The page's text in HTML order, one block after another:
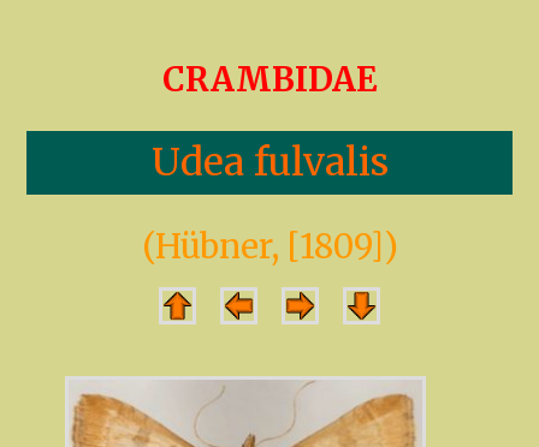
CRAMBIDAE
Udea fulvalis
(Hübner, [1809])